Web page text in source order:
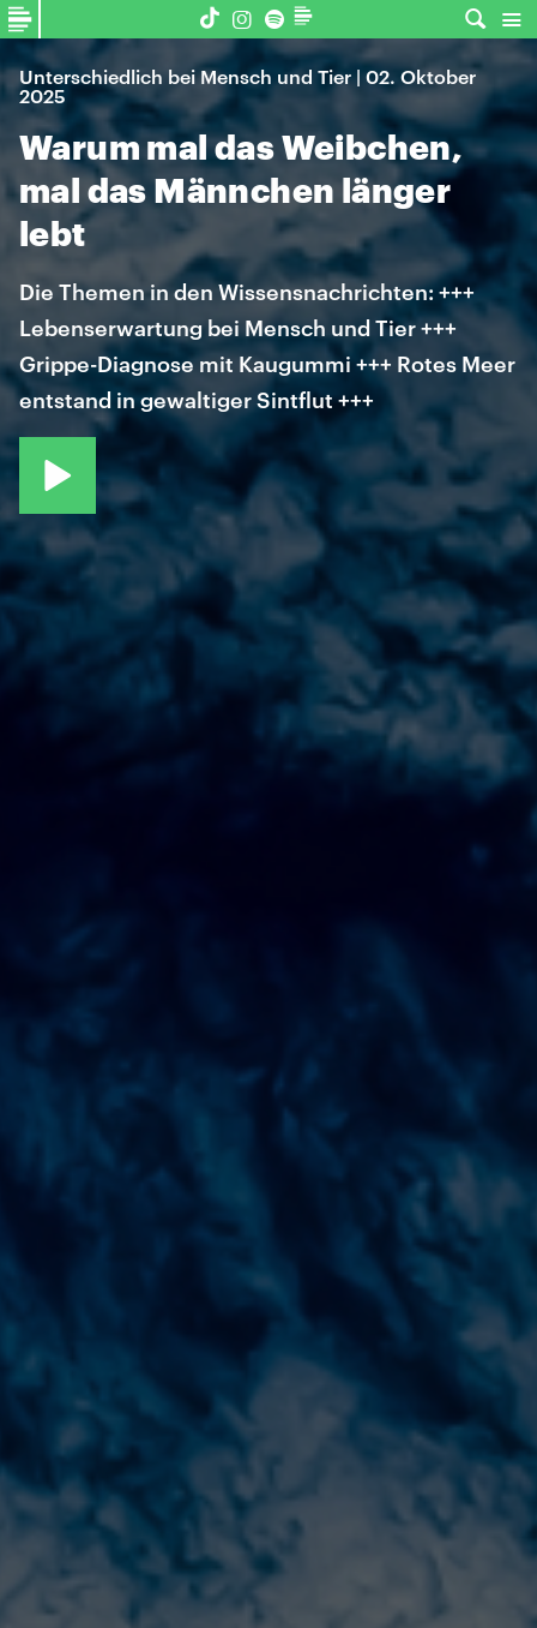
Unterschiedlich bei Mensch und Tier | 02. Oktober
2025
Warum mal das Weibchen,
mal das Männchen länger
lebt
Die Themen in den Wissensnachrichten: +++
Lebenserwartung bei Mensch und Tier +++
Grippe-Diagnose mit Kaugummi +++ Rotes Meer
entstand in gewaltiger Sintflut +++